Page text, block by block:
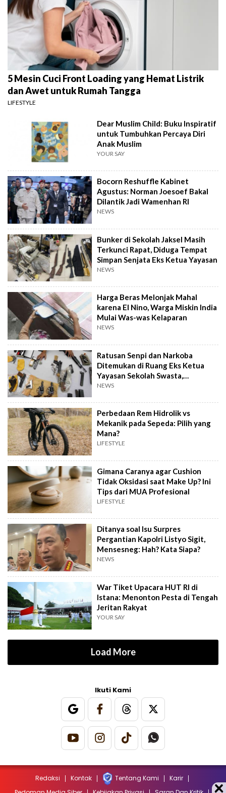
5 Mesin Cuci Front Loading yang Hemat Listrik
dan Awet untuk Rumah Tangga
LIFESTYLE
Dear Muslim Child: Buku Inspiratif
untuk Tumbuhkan Percaya Diri
Anak Muslim
YOUR SAY
Bocorn Reshuffle Kabinet
Agustus: Norman Joesoef Bakal
Dilantik Jadi Wamenhan RI
NEWS
Bunker di Sekolah Jaksel Masih
Terkunci Rapat, Diduga Tempat
Simpan Senjata Eks Ketua Yayasan
NEWS
Harga Beras Melonjak Mahal
karena El Nino, Warga Miskin India
Mulai Was-was Kelaparan
NEWS
Ratusan Senpi dan Narkoba
Ditemukan di Ruang Eks Ketua
Yayasan Sekolah Swasta,
Pengelola Buka Suara
NEWS
Perbedaan Rem Hidrolik vs
Mekanik pada Sepeda: Pilih yang
Mana?
LIFESTYLE
Gimana Caranya agar Cushion
Tidak Oksidasi saat Make Up? Ini
Tips dari MUA Profesional
LIFESTYLE
Ditanya soal Isu Surpres
Pergantian Kapolri Listyo Sigit,
Mensesneg: Hah? Kata Siapa?
NEWS
War Tiket Upacara HUT RI di
Istana: Menonton Pesta di Tengah
Jeritan Rakyat
YOUR SAY
Load More
Ikuti Kami
Redaksi Kontak Tentang Kami
Karir